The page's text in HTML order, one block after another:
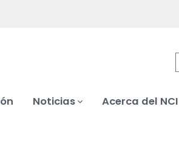
Noticias Acerca del NCI